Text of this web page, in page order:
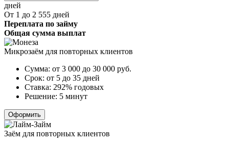
дней
От 1 до 2 555 дней
Переплата по займу
Общая сумма выплат
Микрозаём для повторных клиентов
Сумма: от 3 000 до 30 000 руб.
Срок: от 5 до 35 дней
Ставка: 292% годовых
Решение: 5 минут
Оформить
Заём для повторных клиентов